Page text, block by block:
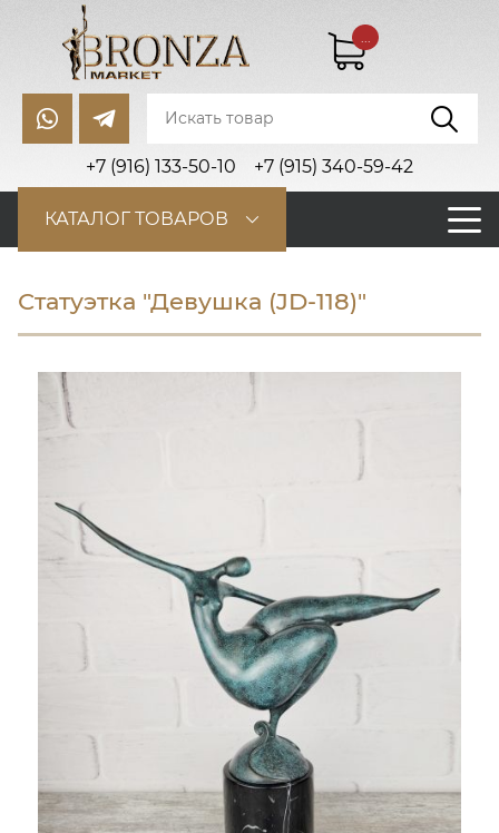
+7 (916) 133-50-10 +7 (915) 340-59-42
...
КАТАЛОГ ТОВАРОВ
Статуэтка "Девушка (JD-118)"